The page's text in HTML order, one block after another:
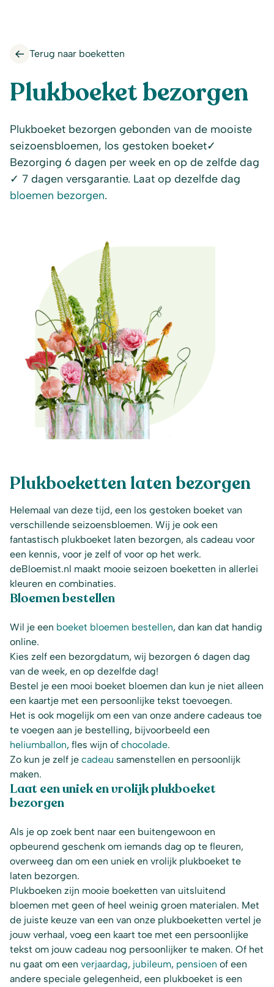
Terug naar boeketten
Plukboeket bezorgen
Plukboeket bezorgen gebonden van de mooiste
seizoensbloemen, los gestoken boeket✓
Bezorging 6 dagen per week en op de zelfde dag
✓ 7 dagen versgarantie. Laat op dezelfde dag
bloemen bezorgen.
Plukboeketten laten bezorgen
Helemaal van deze tijd, een los gestoken boeket van
verschillende seizoensbloemen. Wij je ook een
fantastisch plukboeket laten bezorgen, als cadeau voor
een kennis, voor je zelf of voor op het werk.
deBloemist.nl maakt mooie seizoen boeketten in allerlei
kleuren en combinaties.
Bloemen bestellen
Wil je een boeket bloemen bestellen, dan kan dat handig
online.
Kies zelf een bezorgdatum, wij bezorgen 6 dagen dag
van de week, en op dezelfde dag!
Bestel je een mooi boeket bloemen dan kun je niet alleen
een kaartje met een persoonlijke tekst toevoegen.
Het is ook mogelijk om een van onze andere cadeaus toe
te voegen aan je bestelling, bijvoorbeeld een
heliumballon, fles wijn of chocolade.
Zo kun je zelf je cadeau samenstellen en persoonlijk
maken.
Laat een uniek en vrolijk plukboeket
bezorgen
Als je op zoek bent naar een buitengewoon en
opbeurend geschenk om iemands dag op te fleuren,
overweeg dan om een uniek en vrolijk plukboeket te
laten bezorgen.
Plukboeken zijn mooie boeketten van uitsluitend
bloemen met geen of heel weinig groen materialen. Met
de juiste keuze van een van onze plukboeketten vertel je
jouw verhaal, voeg een kaart toe met een persoonlijke
tekst om jouw cadeau nog persoonlijker te maken. Of het
nu gaat om een verjaardag, jubileum, pensioen of een
andere speciale gelegenheid, een plukboeket is een